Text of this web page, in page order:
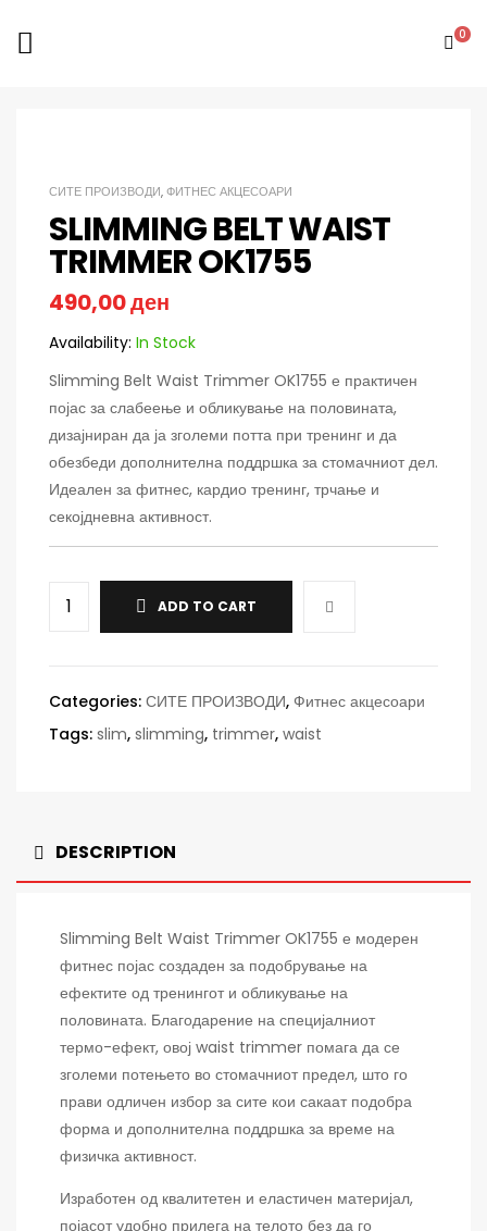
0
СИТЕ ПРОИЗВОДИ,ФИТНЕС АКЦЕСОАРИ
SLIMMING BELT WAIST
TRIMMER OK1755
490,00ден
Availability: In Stock
Slimming Belt Waist Trimmer OK1755 е практичен
појас за слабеење и обликување на половината,
дизајниран да ја зголеми потта при тренинг и да
обезбеди дополнителна поддршка за стомачниот дел.
Идеален за фитнес, кардио тренинг, трчање и
секојдневна активност.
ADD TO CART
Categories: СИТЕ ПРОИЗВОДИ, Фитнес акцесоари
Tags: slim, slimming, trimmer, waist
DESCRIPTION
Slimming Belt Waist Trimmer OK1755 е модерен
фитнес појас создаден за подобрување на
ефектите од тренингот и обликување на
половината. Благодарение на специјалниот
термо-ефект, овој waist trimmer помага да се
зголеми потењето во стомачниот предел, што го
прави одличен избор за сите кои сакаат подобра
форма и дополнителна поддршка за време на
физичка активност.
Изработен од квалитетен и еластичен материјал,
појасот удобно прилега на телото без да го